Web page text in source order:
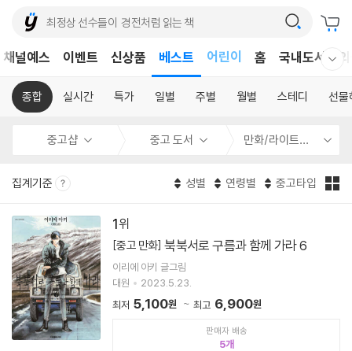
채널예스 이벤트 신상품 베스트
독후감
홈 국내도서
종합 실시간 특가 일별 주별 월별 스테디 선물
중고샵 중고 도서 만화/라이트노벨
집계기준 성별 연령별 중고타입
1
[중고 만화] 북북서로 구름과 함께 가라 6
이리에 아키 글그림
대원
2023.5.23.
최저 5,100원 최고 6,900원
판매자 배송
5